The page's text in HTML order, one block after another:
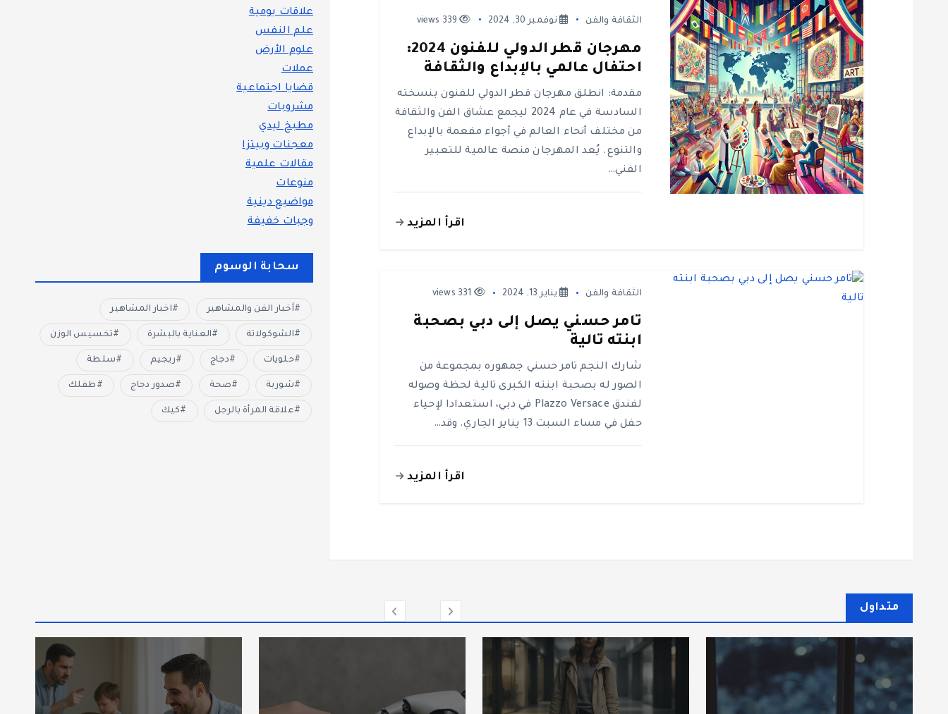
الثقافة والفن نوفمبر 30, 2024 339 views
مهرجان قطر الدولي للفنون 2024:
احتفال عالمي بالإبداع والثقافة
مقدمة: انطلق مهرجان قطر الدولي للفنون بنسخته
السادسة في عام 2024 ليجمع عشاق الفن والثقافة
من مختلف أنحاء العالم في أجواء مفعمة بالإبداع
والتنوع. يُعد المهرجان منصة عالمية للتعبير
الفني…
اقرأ المزيد
الثقافة والفن يناير 13, 2024
تامر حسني يصل إلى دبي بصحبة
ابنته تالية
شارك النجم تامر حسني جمهوره بمجموعة من
الصور له بصحبة ابنته الكبرى تالية لحظة وصوله
لفندق Plazzo Versace في دبي، استعدادا لإحياء
حفل في مساء السبت 13 يناير الجاري. وقد…
اقرأ المزيد
علاقات يومية
علم النفس
علوم الأرض
عملات
قضايا اجتماعية
مشروبات
مطبخ ليدي
معجنات وبيتزا
مقالات علمية
منوعات
مواضيع دينية
وجبات خفيفة
سحابة الوسوم
أخبار الفن والمشاهير اخبار المشاهير
الشوكولاتة العناية بالبشرة تخسيس الوزن
حلويات دجاج ريجيم سلطة
شوربة صحة صدور دجاج طفلك
علاقة المرأة بالرجل كيك
متداول